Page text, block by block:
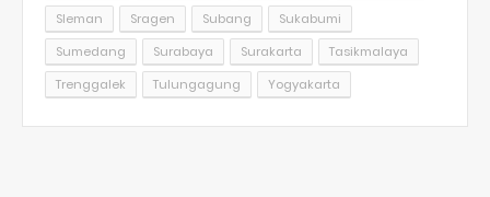
Sleman
Sragen Subang
Sukabumi
Sumedang
Surabaya Surakarta
Tasikmalaya
Trenggalek
Tulungagung Yogyakarta